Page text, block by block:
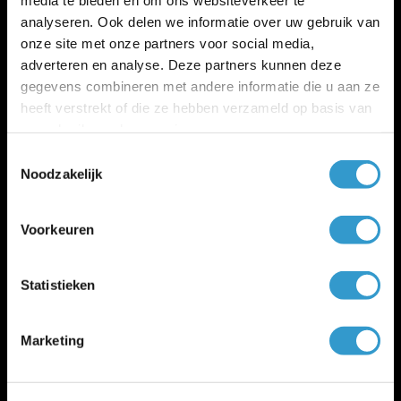
analyseren. Ook delen we informatie over uw gebruik van
onze site met onze partners voor social media,
adverteren en analyse. Deze partners kunnen deze
gegevens combineren met andere informatie die u aan ze
heeft verstrekt of die ze hebben verzameld op basis van
Noodzakelijk
Voorkeuren
Statistieken
Marketing
Administratiekantoor
Boekhoudersportaal
Partners (loonstrook, legal, btw, etc.)
Koppel jortt met 60+ apps